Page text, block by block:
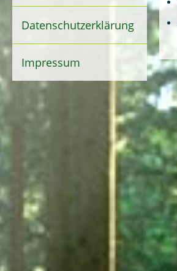
Datenschutzerklärung
Impressum